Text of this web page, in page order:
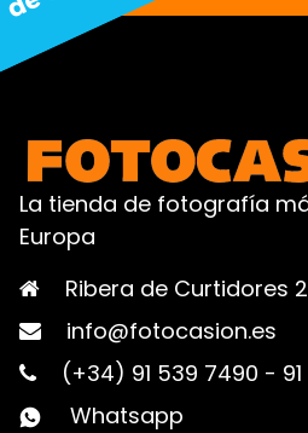
La tienda de fotografía
Europa
Ribera de Curtidores
info@fotocasion.es
(+34) 91 539 7490 -
Whatsapp